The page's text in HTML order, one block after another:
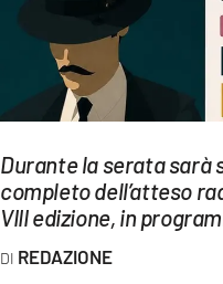
SPORT
Streaming
LAC TV
LAC NETWORK
LAC ONAIR
Durante la serata sarà
completo dell’atteso
VIII edizione, in
REDAZIONE